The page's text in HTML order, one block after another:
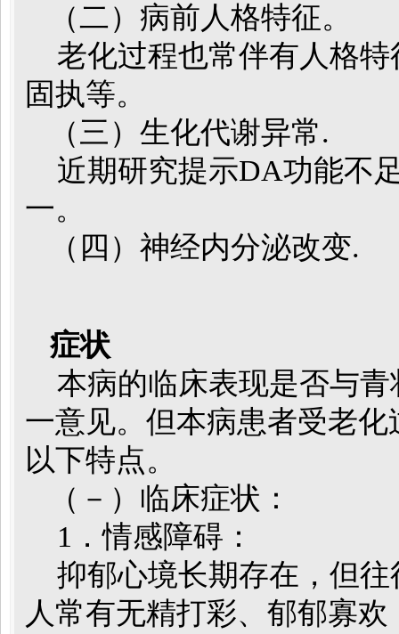
（二）病前人格特征。
老化过程也常伴有人格特
固执等。
（三）生化代谢异常.
近期研究提示DA功能不
一。
（四）神经内分泌改变.
症状
本病的临床表现是否与青
一意见。但本病患者受老
以下特点。
（－）临床症状：
1．情感障碍：
抑郁心境长期存在，但往
人常有无精打彩、郁郁寡